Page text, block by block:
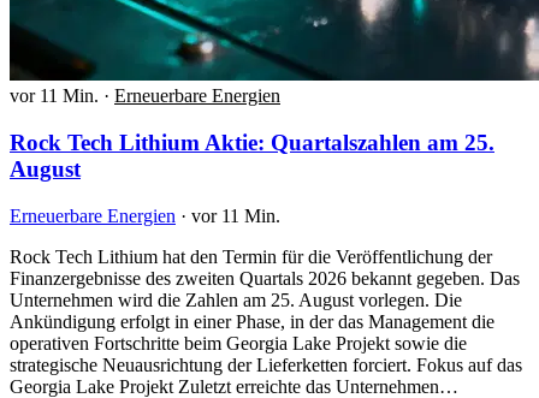
vor 11 Min. · Erneuerbare Energien
Rock Tech Lithium Aktie: Quartalszahlen am 25.
August
Erneuerbare Energien · vor 11 Min.
Rock Tech Lithium hat den Termin für die Veröffentlichung der
Finanzergebnisse des zweiten Quartals 2026 bekannt gegeben. Das
Unternehmen wird die Zahlen am 25. August vorlegen. Die
Ankündigung erfolgt in einer Phase, in der das Management die
operativen Fortschritte beim Georgia Lake Projekt sowie die
strategische Neuausrichtung der Lieferketten forciert. Fokus auf das
Georgia Lake Projekt Zuletzt erreichte das Unternehmen…